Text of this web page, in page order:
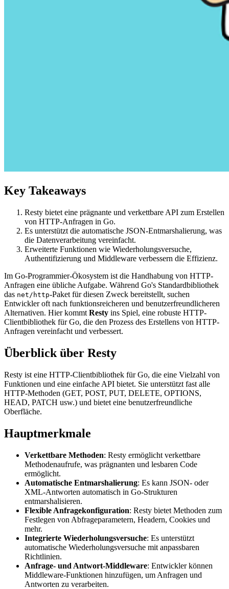
Key Takeaways
Resty bietet eine prägnante und verkettbare API zum Erstellen
von HTTP-Anfragen in Go.
Es unterstützt die automatische JSON-Entmarshalierung, was
die Datenverarbeitung vereinfacht.
Erweiterte Funktionen wie Wiederholungsversuche,
Authentifizierung und Middleware verbessern die Effizienz.
Im Go-Programmier-Ökosystem ist die Handhabung von HTTP-
Anfragen eine übliche Aufgabe. Während Go's Standardbibliothek
das net/http-Paket für diesen Zweck bereitstellt, suchen
Entwickler oft nach funktionsreicheren und benutzerfreundlicheren
Alternativen. Hier kommt Resty ins Spiel, eine robuste HTTP-
Clientbibliothek für Go, die den Prozess des Erstellens von HTTP-
Anfragen vereinfacht und verbessert.
Überblick über Resty
Resty ist eine HTTP-Clientbibliothek für Go, die eine Vielzahl von
Funktionen und eine einfache API bietet. Sie unterstützt fast alle
HTTP-Methoden (GET, POST, PUT, DELETE, OPTIONS,
HEAD, PATCH usw.) und bietet eine benutzerfreundliche
Oberfläche.
Hauptmerkmale
Verkettbare Methoden: Resty ermöglicht verkettbare
Methodenaufrufe, was prägnanten und lesbaren Code
ermöglicht.
Automatische Entmarshalierung: Es kann JSON- oder
XML-Antworten automatisch in Go-Strukturen
entmarshalisieren.
Flexible Anfragekonfiguration: Resty bietet Methoden zum
Festlegen von Abfrageparametern, Headern, Cookies und
mehr.
Integrierte Wiederholungsversuche: Es unterstützt
automatische Wiederholungsversuche mit anpassbaren
Richtlinien.
Anfrage- und Antwort-Middleware: Entwickler können
Middleware-Funktionen hinzufügen, um Anfragen und
Antworten zu verarbeiten.